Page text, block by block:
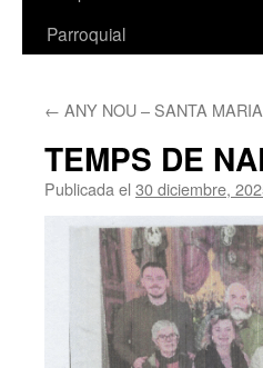
Parroquial
← ANY NOU – SANTA
TEMPS DE
Publicada el 30 diciembre,